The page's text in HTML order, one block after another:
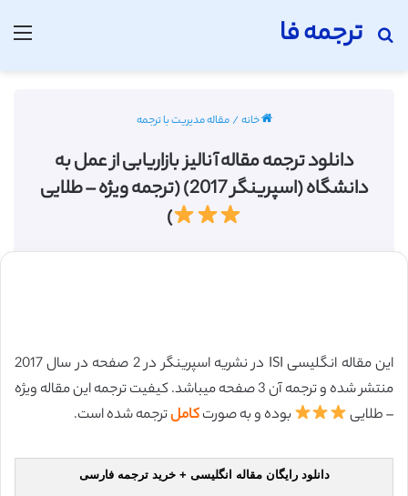
ترجمه فا
جستجو برای
خانه/مقاله مدیریت با ترجمه
دانلود ترجمه مقاله آنالیز بازاریابی از عمل به
دانشگاه (اسپرینگر 2017) (ترجمه ویژه – طلایی
)
این مقاله انگلیسی ISI در نشریه اسپرینگر در 2 صفحه در سال 2017
منتشر شده و ترجمه آن 3 صفحه میباشد. کیفیت ترجمه این مقاله ویژه
– طلایی
بوده و به صورتکاملترجمه شده است.
دانلود رایگان مقاله انگلیسی + خرید ترجمه فارسی